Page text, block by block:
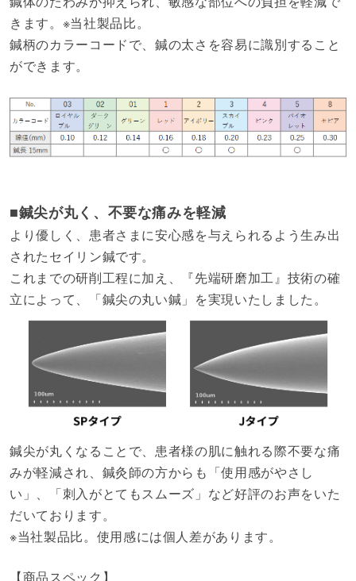
きます。※当社製品比。
鍼柄のカラーコードで、鍼の太さを容易に識別すること
ができます。
■鍼尖が丸く、不要な痛みを軽減
より優しく、患者さまに安心感を与えられるよう生み出
されたセイリン鍼です。
これまでの研削工程に加え、『先端研磨加工』技術の確
立によって、「鍼尖の丸い鍼」を実現いたしました。
鍼尖が丸くなることで、患者様の肌に触れる際不要な痛
みが軽減され、鍼灸師の方からも「使用感がやさし
い」、「刺入がとてもスムーズ」など好評のお声をいた
だいております。
※当社製品比。使用感には個人差があります。
【商品スペック】